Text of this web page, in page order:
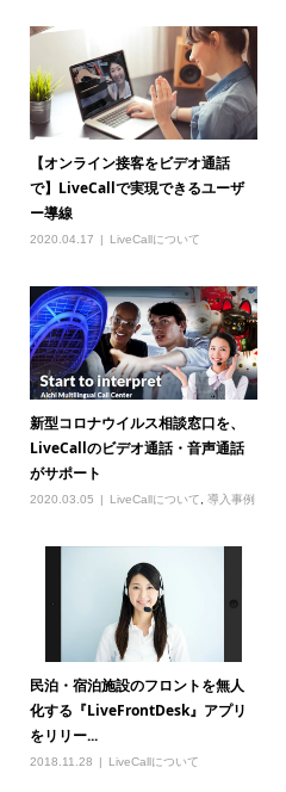
【オンライン接客をビデオ通話
で】LiveCallで実現できるユーザ
ー導線
2020.04.17 LiveCallについて
新型コロナウイルス相談窓口を、
LiveCallのビデオ通話・音声通話
がサポート
2020.03.05 LiveCallについて, 導入事例
民泊・宿泊施設のフロントを無人
化する『LiveFrontDesk』アプリ
をリリー...
2018.11.28 LiveCallについて